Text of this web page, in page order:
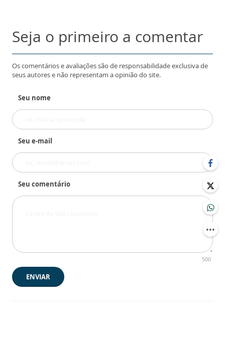
Seja o primeiro a comentar
Os comentários e avaliações são de responsabilidade exclusiva de
seus autores e não representam a opinião do site.
Seu nome
Seu e-mail
Seu comentário
500
ENVIAR